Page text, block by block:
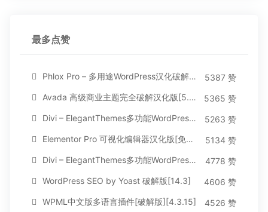
最多点赞
Phlox Pro – 多用途WordPress汉化破解主题[5.1.12]
5387 赞
Avada 高级商业主题完全破解汉化版[5.8.2]
5365 赞
Divi – ElegantThemes多功能WordPress主题[汉化版4.4.2]
5263 赞
Elementor Pro 可视化编辑器汉化版[免费持续更新]
5134 赞
Divi – ElegantThemes多功能WordPress主题[汉化版3.1.95]
4778 赞
WordPress SEO by Yoast 破解版[14.3]
4606 赞
WPML中文版多语言插件[破解版][4.3.15]
4526 赞